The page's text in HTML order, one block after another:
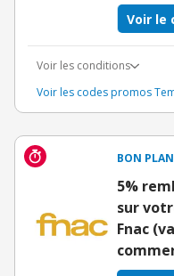
Voir le
Voir les conditions
Voir les codes promos
BON PLAN
5%
sur
Fnac